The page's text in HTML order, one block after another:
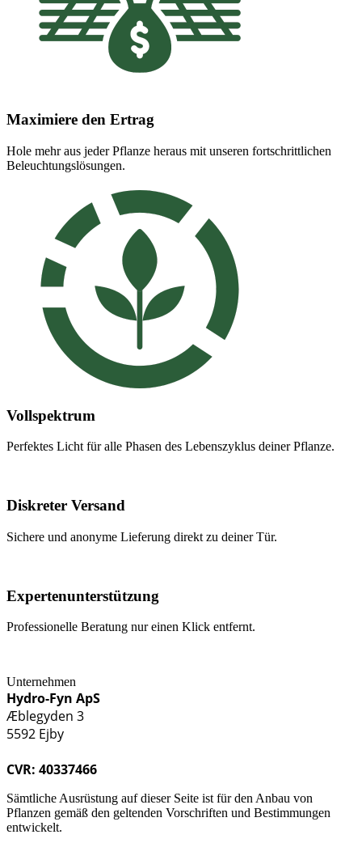
Maximiere den Ertrag
Hole mehr aus jeder Pflanze heraus mit unseren fortschrittlichen
Beleuchtungslösungen.
Vollspektrum
Perfektes Licht für alle Phasen des Lebenszyklus deiner Pflanze.
Diskreter Versand
Sichere und anonyme Lieferung direkt zu deiner Tür.
Expertenunterstützung
Professionelle Beratung nur einen Klick entfernt.
Unternehmen
Hydro-Fyn ApS
Æblegyden 3
5592 Ejby
CVR: 40337466
Sämtliche Ausrüstung auf dieser Seite ist für den Anbau von
Pflanzen gemäß den geltenden Vorschriften und Bestimmungen
entwickelt.